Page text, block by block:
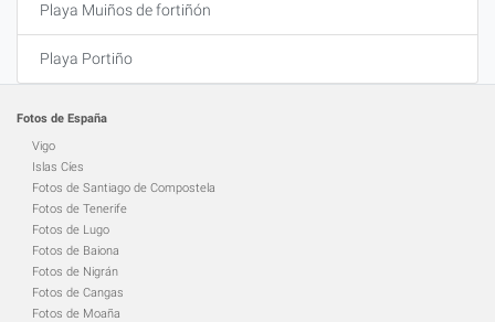
Playa Muiños de fortiñón
Playa Portiño
Fotos de España
Vigo
Islas Cíes
Fotos de Santiago de Compostela
Fotos de Tenerife
Fotos de Lugo
Fotos de Baiona
Fotos de Nigrán
Fotos de Cangas
Fotos de Moaña